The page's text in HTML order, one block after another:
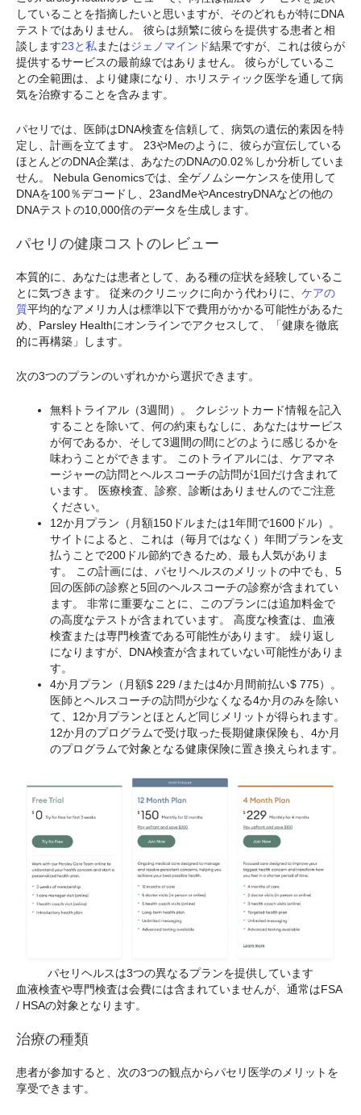
していることを指摘したいと思いますが、そのどれもが特にDNA
テストではありません。 彼らは頻繁に彼らを提供する患者と相
談します23と私またはジェノマインド結果ですが、これは彼らが
提供するサービスの最前線ではありません。 彼らがしているこ
との全範囲は、より健康になり、ホリスティック医学を通して病
気を治療することを含みます。
パセリでは、医師はDNA検査を信頼して、病気の遺伝的素因を特
定し、計画を立てます。 23やMeのように、彼らが宣伝している
ほとんどのDNA企業は、あなたのDNAの0.02％しか分析していま
せん。 Nebula Genomicsでは、全ゲノムシーケンスを使用して
DNAを100％デコードし、23andMeやAncestryDNAなどの他の
DNAテストの10,000倍のデータを生成します。
パセリの健康コストのレビュー
本質的に、あなたは患者として、ある種の症状を経験しているこ
とに気づきます。 従来のクリニックに向かう代わりに、 ケアの
質平均的なアメリカ人は標準以下で費用がかかる可能性があるた
め、Parsley Healthにオンラインでアクセスして、「健康を徹底
的に再構築」します。
次の3つのプランのいずれかから選択できます。
無料トライアル（3週間）。 クレジットカード情報を記入
することを除いて、何の約束もなしに、あなたはサービス
が何であるか、そして3週間の間にどのように感じるかを
味わうことができます。 このトライアルには、ケアマネ
ージャーの訪問とヘルスコーチの訪問が1回だけ含まれて
います。 医療検査、診察、診断はありませんのでご注意
ください。
12か月プラン（月額150ドルまたは1年間で1600ドル）。
サイトによると、これは（毎月ではなく）年間プランを支
払うことで200ドル節約できるため、最も人気がありま
す。 この計画には、パセリヘルスのメリットの中でも、5
回の医師の診察と5回のヘルスコーチの診察が含まれてい
ます。 非常に重要なことに、このプランには追加料金で
の高度なテストが含まれています。 高度な検査は、血液
検査または専門検査である可能性があります。 繰り返し
になりますが、DNA検査が含まれていない可能性がありま
す。
4か月プラン（月額$ 229 /または4か月間前払い$ 775）。
医師とヘルスコーチの訪問が少なくなる4か月のみを除い
て、12か月プランとほとんど同じメリットが得られます。
12か月のプログラムで受け取った長期健康保険も、4か月
のプログラムで対象となる健康保険に置き換えられます。
パセリヘルスは3つの異なるプランを提供しています
血液検査や専門検査は会費には含まれていませんが、通常はFSA
/ HSAの対象となります。
治療の種類
患者が参加すると、次の3つの観点からパセリ医学のメリットを
享受できます。